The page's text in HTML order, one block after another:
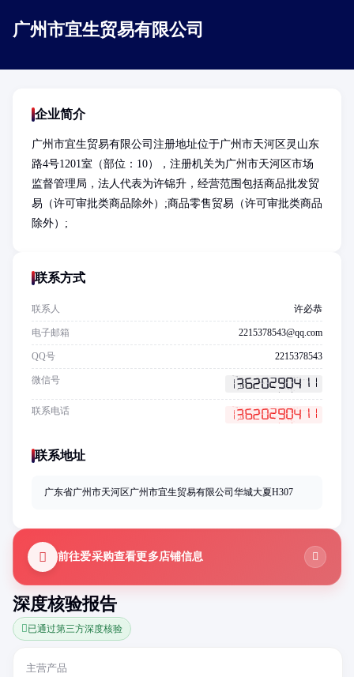
广州市宜生贸易有限公司
深度核验报告
已通过第三方深度核验
主营产品
企业简介
广州市宜生贸易有限公司注册地址位于广州市天河区灵山东
路4号1201室（部位：10），注册机关为广州市天河区市场
监督管理局，法人代表为许锦升，经营范围包括商品批发贸
易（许可审批类商品除外）;商品零售贸易（许可审批类商品
除外）;
联系方式
联系人 许必恭
电子邮箱 2215378543@qq.com
QQ号 2215378543
微信号
联系电话
联系地址
广东省广州市天河区广州市宜生贸易有限公司华城大夏H307
前往爱采购查看更多店铺信息